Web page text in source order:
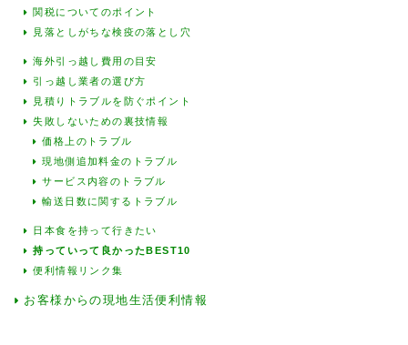
関税についてのポイント
見落としがちな検疫の落とし穴
海外引っ越し費用の目安
引っ越し業者の選び方
見積りトラブルを防ぐポイント
失敗しないための裏技情報
価格上のトラブル
現地側追加料金のトラブル
サービス内容のトラブル
輸送日数に関するトラブル
日本食を持って行きたい
持っていって良かったBEST10
便利情報リンク集
お客様からの現地生活便利情報